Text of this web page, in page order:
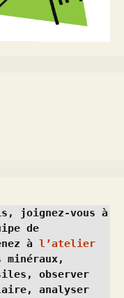
joignez-vous à
à l’atelier
observer
analyser